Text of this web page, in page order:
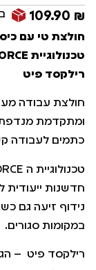
109.90 ₪
חולצת טי עם
רילקסד פיט
חולצת עבודה
ומתקדמת מנדפת
כתמים לעבודה
חדשנות ייעודית
נידוף זיעה גם
במקומות סגורים.
רילקסד פיט –